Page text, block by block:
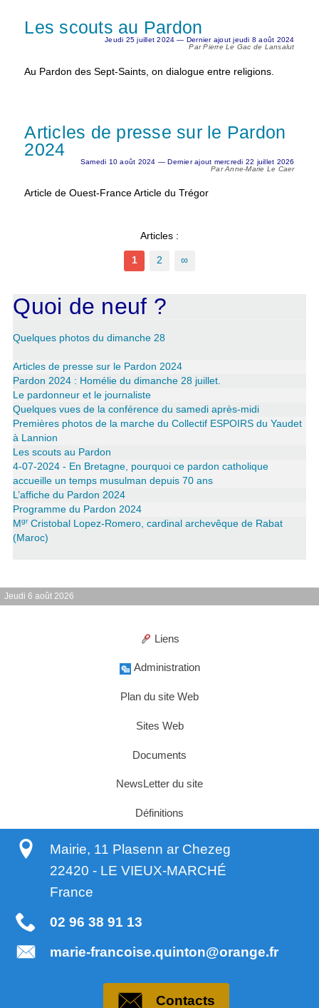
Les scouts au Pardon
Jeudi 25 juillet 2024 — Dernier ajout jeudi 8 août 2024
Par Pierre Le Gac de Lansalut
Au Pardon des Sept-Saints, on dialogue entre religions.
Articles de presse sur le Pardon
2024
Samedi 10 août 2024 — Dernier ajout mercredi 22 juillet 2026
Par Anne-Marie Le Caer
Article de Ouest-France Article du Trégor
Articles :
1 2 ∞
Quoi de neuf ?
Quelques photos du dimanche 28
Articles de presse sur le Pardon 2024
Pardon 2024 : Homélie du dimanche 28 juillet.
Le pardonneur et le journaliste
Quelques vues de la conférence du samedi après-midi
Premières photos de la marche du Collectif ESPOIRS du Yaudet
à Lannion
Les scouts au Pardon
4-07-2024 - En Bretagne, pourquoi ce pardon catholique
accueille un temps musulman depuis 70 ans
L’affiche du Pardon 2024
Programme du Pardon 2024
MgrCristobal Lopez-Romero, cardinal archevêque de Rabat
(Maroc)
Jeudi 6 août 2026
Liens
Administration
Plan du site Web
Sites Web
Documents
NewsLetter du site
Définitions
Mairie, 11 Plasenn ar Chezeg
22420 - LE VIEUX-MARCHÉ
France
02 96 38 91 13
marie-francoise.quinton@orange.fr
Contacts